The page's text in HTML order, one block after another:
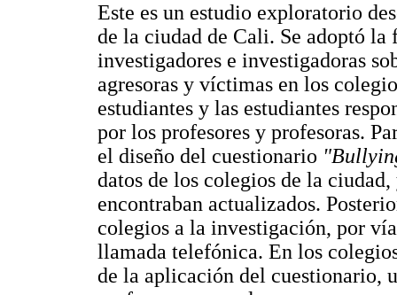
Este es un estudio exploratorio
de la ciudad de Cali. Se adoptó
investigadores e investigadoras
agresoras y víctimas en los
estudiantes y las estudiantes
por los profesores y profesoras.
el diseño del cuestionario
datos de los colegios de la
encontraban actualizados.
colegios a la investigación, por
llamada telefónica. En los
de la aplicación del cuestionario,